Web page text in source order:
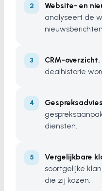
Website- en
analyseert de
CRM-overzicht.
dealhistorie
diensten.
Vergelijkbare
soortgelijke
die zij kozen.